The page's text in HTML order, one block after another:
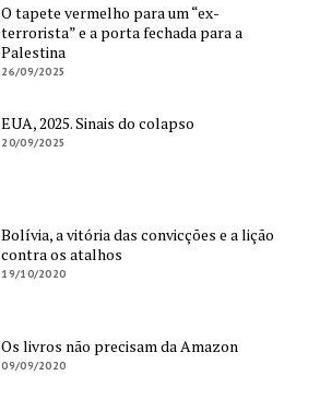
O tapete vermelho para um “ex-
terrorista” e a porta fechada para a
Palestina
26/09/2025
EUA, 2025. Sinais do colapso
20/09/2025
Bolívia, a vitória das convicções e a lição
contra os atalhos
19/10/2020
Os livros não precisam da Amazon
09/09/2020